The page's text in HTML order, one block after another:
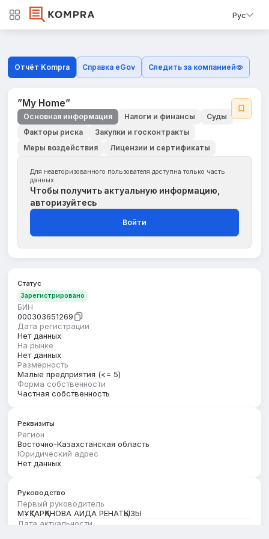
Рус
Отчёт Kompra Справка eGov Следить за компанией
”My Home”
Основная информация Налоги и финансы
Суды
Факторы риска
Закупки и госконтракты
Меры воздействия
Лицензии и сертификаты
Для неавторизованного пользователя доступна только часть
данных
Чтобы получить актуальную информацию,
авторизуйтесь
Войти
Статус
Зарегистрировано
БИН
000303651269
Дата регистрации
Нет данных
На рынке
Нет данных
Размерность
Малые предприятия (<= 5)
Форма собственности
Частная собственность
Реквизиты
Регион
Восточно-Казахстанская область
Юридический адрес
Нет данных
Руководство
Первый руководитель
МҰҚТАРҚАНОВА АИДА РЕНАТҚЫЗЫ
Дата актуальности